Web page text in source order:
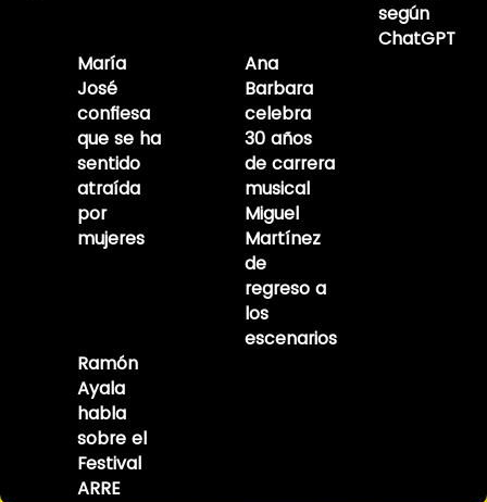
según
ChatGPT
María
José
confiesa
que se ha
sentido
atraída
por
mujeres
Ana
Barbara
celebra
30 años
de carrera
musical
Miguel
Martínez
de
regreso a
los
escenarios
Ramón
Ayala
habla
sobre el
Festival
ARRE